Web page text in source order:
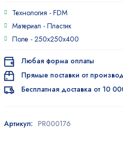
Технология - FDM
Материал - Пластик
Поле - 250x250x400
Любая форма оплаты
Прямые поставки от
Бесплатная доставка от 10
Артикул: PR000176